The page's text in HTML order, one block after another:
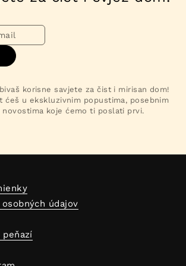
korisne savjete za čist i mirisan dom!
ćeš u ekskluzivnim popustima, posebnim
novostima koje ćemo ti poslati prvi.
údajov
peňazí